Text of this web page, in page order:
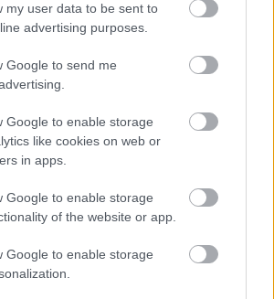
my user data to be sent to
advertising purposes.
Google to send me
Google to enable storage
like cookies on web or
in apps.
Google to enable storage
of the website or app.
Google to enable storage
jajlapi